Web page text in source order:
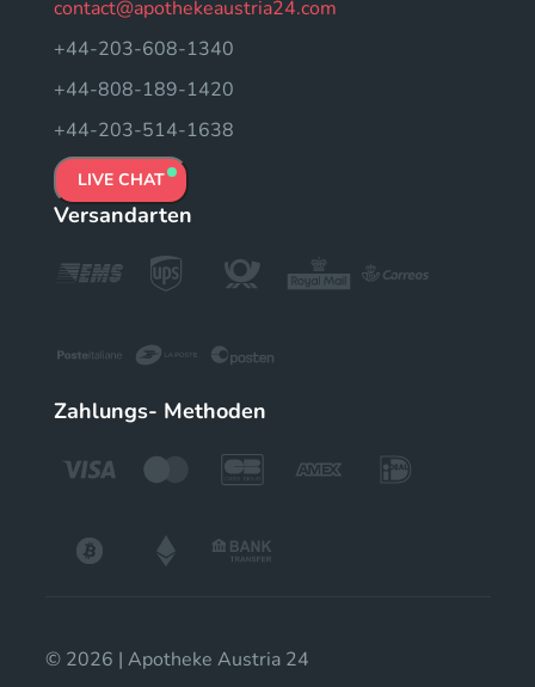
contact@apothekeaustria24.com
+44-203-608-1340
+44-808-189-1420
+44-203-514-1638
LIVE CHAT
Versandarten
Zahlungs- Methoden
© 2026 | Apotheke Austria 24